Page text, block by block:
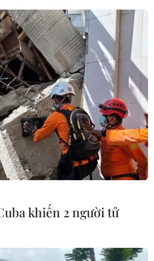
khiến 2 người tử